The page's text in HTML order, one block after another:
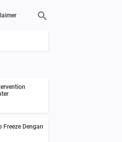
Freeze Dengan